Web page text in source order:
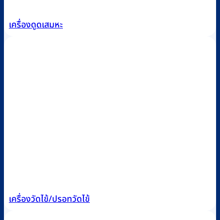
เครื่องดูดเสมหะ
เครื่องวัดไข้/ปรอทวัดไข้